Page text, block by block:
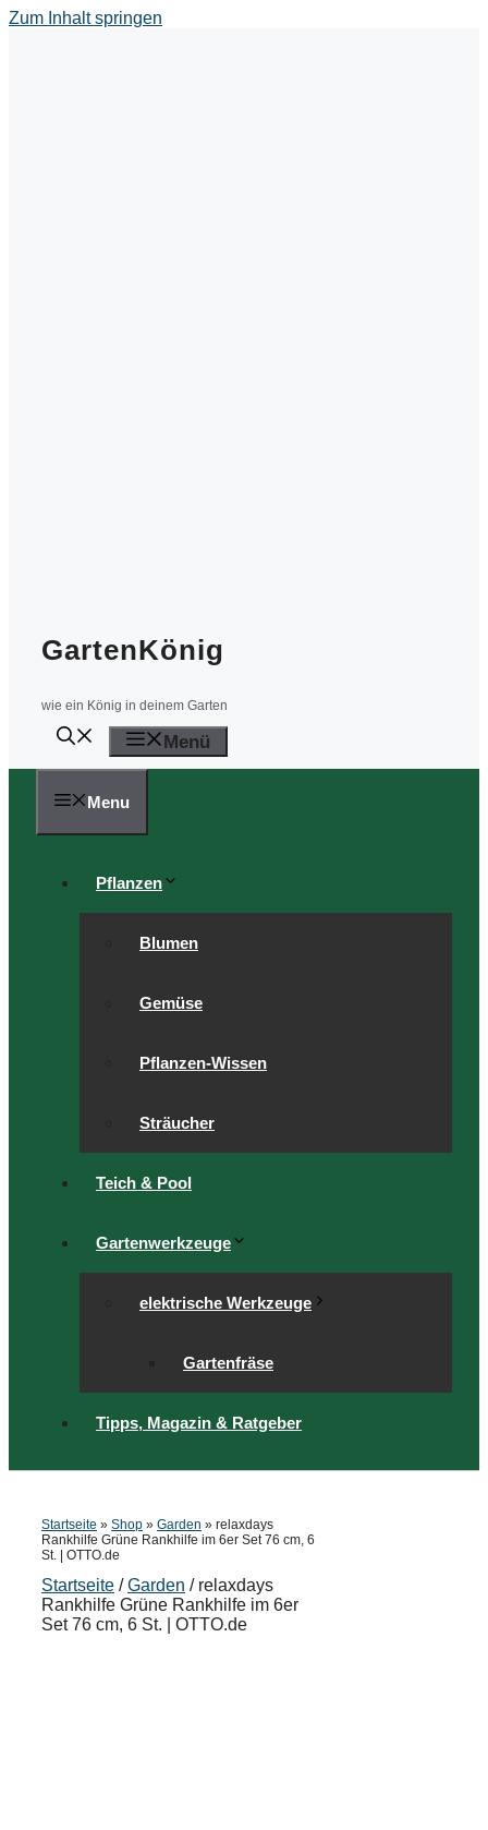
Zum Inhalt springen
GartenKönig
wie ein König in deinem Garten
Menü
Menu
Pflanzen
Blumen
Gemüse
Pflanzen-Wissen
Sträucher
Teich & Pool
Gartenwerkzeuge
elektrische Werkzeuge
Gartenfräse
Tipps, Magazin & Ratgeber
Startseite » Shop » Garden » relaxdays
Rankhilfe Grüne Rankhilfe im 6er Set 76 cm, 6
St. | OTTO.de
Startseite /Garden / relaxdays
Rankhilfe Grüne Rankhilfe im 6er
Set 76 cm, 6 St. | OTTO.de